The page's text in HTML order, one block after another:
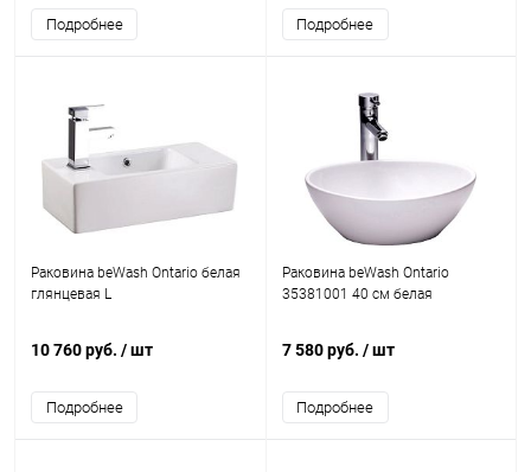
Подробнее Подробнее
Раковина beWash Ontario белая
глянцевая L
10 760 руб. / шт
Подробнее
Раковина beWash Ontario
35381001 40 см белая
7 580 руб. / шт
Подробнее